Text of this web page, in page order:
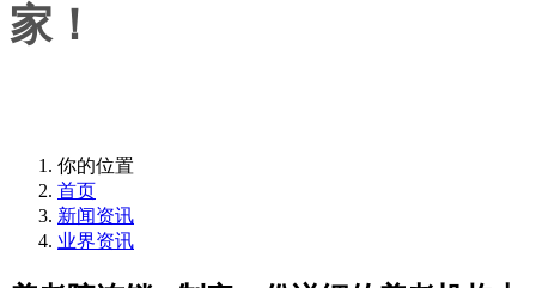
家！
你的位置
首页
新闻资讯
业界资讯